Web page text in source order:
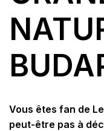
Vous êtes fan de
peut-être pas à